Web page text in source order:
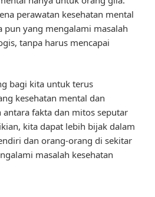
perawatan kesehatan mental
pun yang mengalami masalah
tanpa harus mencapai
bagi kita untuk terus
kesehatan mental dan
fakta dan mitos seputar
kita dapat lebih bijak dalam
dan orang-orang di sekitar
masalah kesehatan